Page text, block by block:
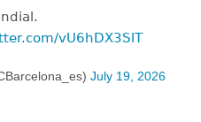
vU6hDX3SlT
July 19, 2026